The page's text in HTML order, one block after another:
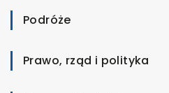
Podróże
Prawo, rząd i polityka